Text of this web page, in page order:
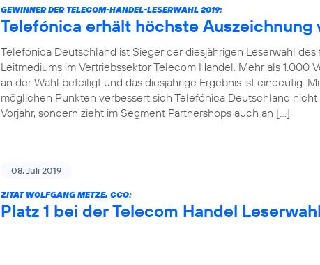
GEWINNER DER TELECOM-HANDEL-LESERWAHL 2019:
Telefónica erhält höchste Auszeichnung
Telefónica Deutschland ist Sieger der diesjährigen Leserwahl
Leitmediums im Vertriebssektor Telecom Handel. Mehr als 1.000
an der Wahl beteiligt und das diesjährige Ergebnis ist eindeutig:
möglichen Punkten verbessert sich Telefónica Deutschland
Vorjahr, sondern zieht im Segment Partnershops auch an […]
08. Juli 2019
ZITAT WOLFGANG METZE, CCO:
Platz 1 bei der Telecom Handel